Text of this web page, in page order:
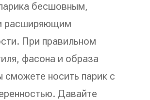
бесшовным,
расширяющим
При правильном
фасона и образа
сможете носить парик с
Давайте